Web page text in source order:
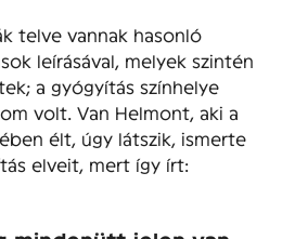
telve vannak hasonló
leírásával, melyek szintén
a gyógyítás színhelye
volt. Van Helmont, aki a
élt, úgy látszik, ismerte
elveit, mert így írt: